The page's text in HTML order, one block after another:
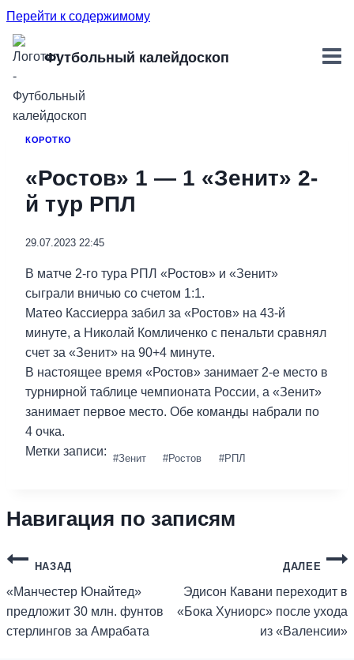
Перейти к содержимому
Футбольный калейдоскоп
КОРОТКО
«Ростов» 1 — 1 «Зенит» 2-
й тур РПЛ
29.07.2023 22:45
В матче 2-го тура РПЛ «Ростов» и «Зенит»
сыграли вничью со счетом 1:1.
Матео Кассиерра забил за «Ростов» на 43-й
минуте, а Николай Комличенко с пенальти сравнял
счет за «Зенит» на 90+4 минуте.
В настоящее время «Ростов» занимает 2-е место в
турнирной таблице чемпионата России, а «Зенит»
занимает первое место. Обе команды набрали по
4 очка.
Метки записи: #Зенит #Ростов #РПЛ
Навигация по записям
НАЗАД
«Манчестер Юнайтед»
предложит 30 млн. фунтов
стерлингов за Амрабата
ДАЛЕЕ
Эдисон Кавани переходит в
«Бока Хуниорс» после ухода
из «Валенсии»